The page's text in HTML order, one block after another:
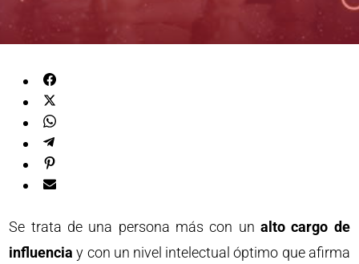
Se trata de una persona más con unalto cargo de
influencia y con un nivel intelectual óptimo que afirma